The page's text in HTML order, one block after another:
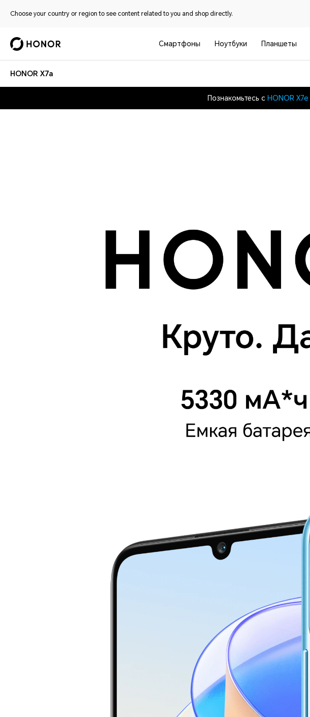
Choose your country or region to see content related to you and shop directly.
Смартфоны Ноутбуки Планшеты
HONOR X7a
Познакомьтесь с HONOR X7e